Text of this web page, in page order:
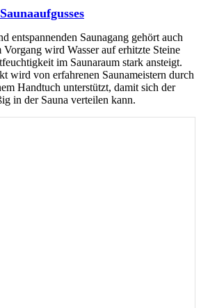
entspannenden Saunagang gehört auch
wird Wasser auf erhitzte Steine
im Saunaraum stark ansteigt.
wird von erfahrenen Saunameistern durch
Handtuch unterstützt, damit sich der
in der Sauna verteilen kann.